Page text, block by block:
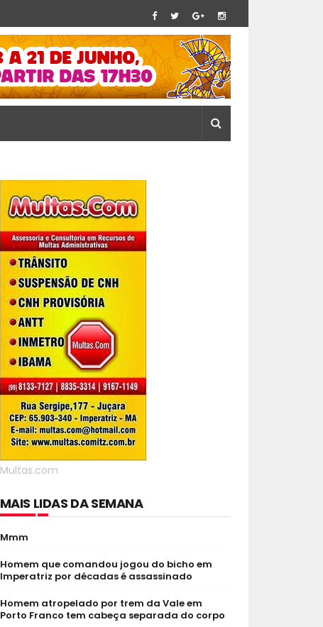
Multas.com
MAIS LIDAS DA SEMANA
Mmm
Homem que comandou jogou do bicho em
Imperatriz por décadas é assassinado
Homem atropelado por trem da Vale em
Porto Franco tem cabeça separada do corpo